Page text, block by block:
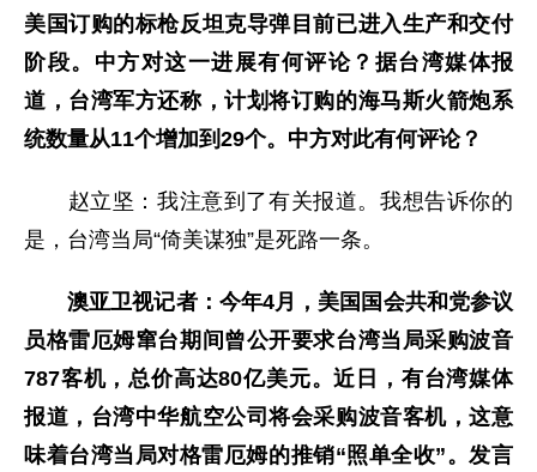
美国订购的标枪反坦克导弹目前已进入生产和交付
阶段。中方对这一进展有何评论？据台湾媒体报
道，台湾军方还称，计划将订购的海马斯火箭炮系
统数量从11个增加到29个。中方对此有何评论？
赵立坚：我注意到了有关报道。我想告诉你的
是，台湾当局“倚美谋独”是死路一条。
澳亚卫视记者：今年4月，美国国会共和党参议
员格雷厄姆窜台期间曾公开要求台湾当局采购波音
787客机，总价高达80亿美元。近日，有台湾媒体
报道，台湾中华航空公司将会采购波音客机，这意
味着台湾当局对格雷厄姆的推销“照单全收”。发言